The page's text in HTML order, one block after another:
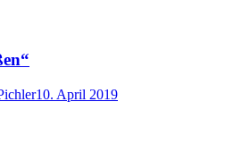
10. April 2019